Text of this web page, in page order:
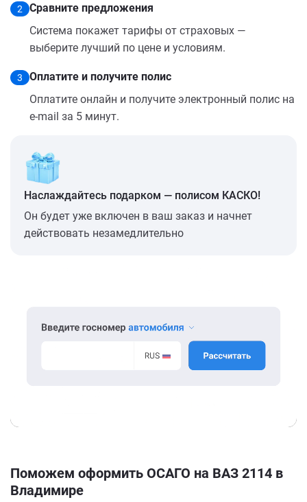
2
Сравните предложения
Система покажет тарифы от страховых —
выберите лучший по цене и условиям.
3
Оплатите и получите полис
Оплатите онлайн и получите электронный полис на
e-mail за 5 минут.
Наслаждайтесь подарком — полисом КАСКО!
Он будет уже включен в ваш заказ и начнет
действовать незамедлительно
Поможем оформить ОСАГО на ВАЗ 2114 в
Владимире